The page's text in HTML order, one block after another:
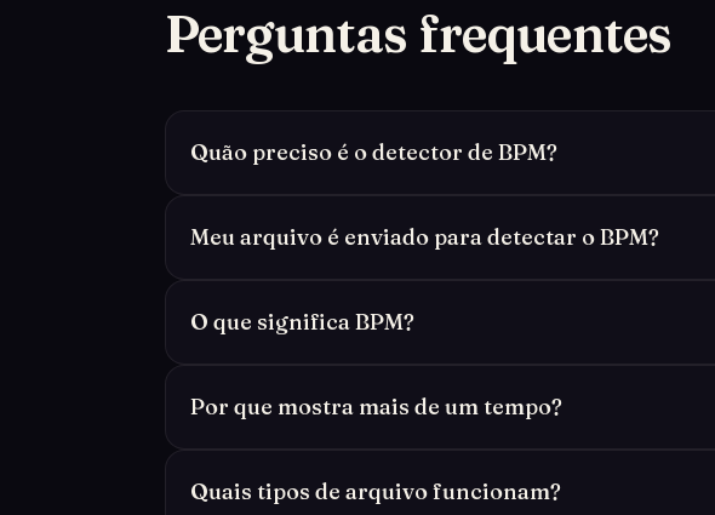
Perguntas frequentes
Quão preciso é o detector de BPM?
Meu arquivo é enviado para detectar o BPM?
O que significa BPM?
Por que mostra mais de um tempo?
Quais tipos de arquivo funcionam?